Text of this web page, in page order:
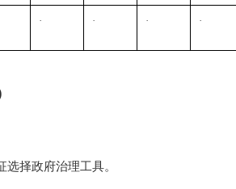
· · · ·
择政府治理工具。